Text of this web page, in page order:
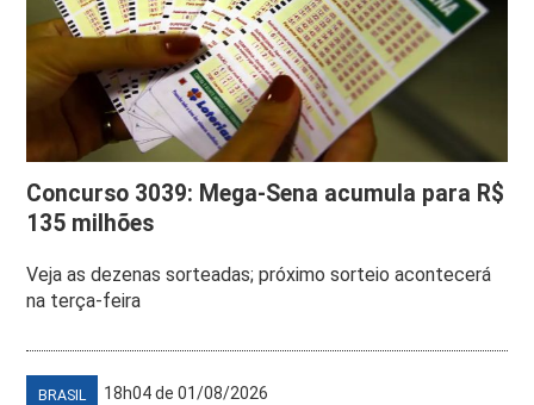
Concurso 3039: Mega-Sena acumula para R$
135 milhões
Veja as dezenas sorteadas; próximo sorteio acontecerá
na terça-feira
BRASIL 18h04 de 01/08/2026